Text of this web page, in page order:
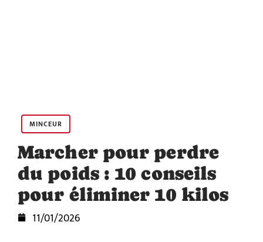
MINCEUR
Marcher pour perdre
du poids : 10 conseils
pour éliminer 10 kilos
11/01/2026